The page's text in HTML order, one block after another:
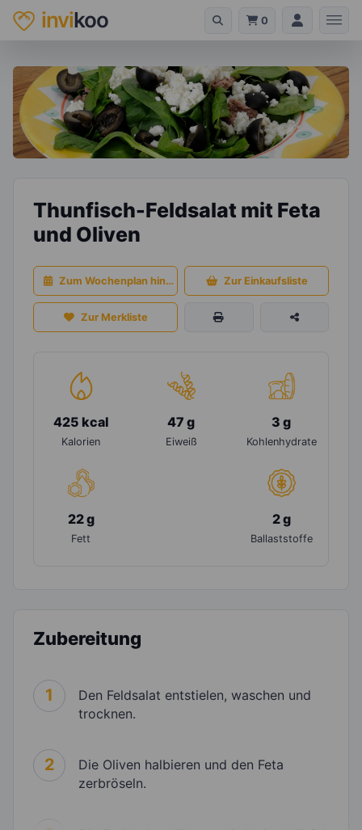
invikoo 0
Thunfisch-Feldsalat mit Feta
und Oliven
Zum Wochenplan hinzufügen Zur Einkaufsliste
Zur Merkliste
425 kcal
Kalorien
47 g
Eiweiß
3 g
Kohlenhydrate
22 g
Fett
2 g
Ballaststoffe
Zubereitung
1
Den Feldsalat entstielen, waschen und
trocknen.
2
Die Oliven halbieren und den Feta
zerbröseln.